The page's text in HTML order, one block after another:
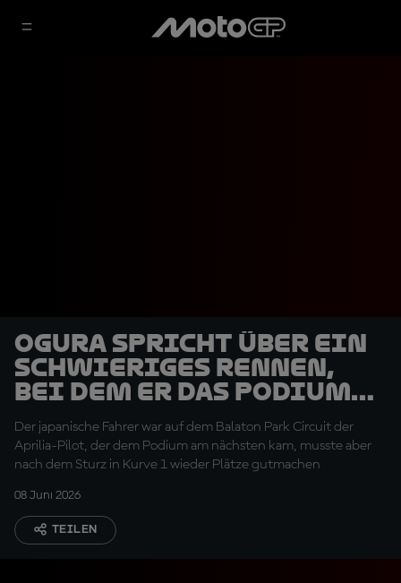
Ogura spricht über ein
schwieriges Rennen,
bei dem er das Podium
knapp verpasste
Der japanische Fahrer war auf dem Balaton Park Circuit der
Aprilia-Pilot, der dem Podium am nächsten kam, musste aber
nach dem Sturz in Kurve 1 wieder Plätze gutmachen
08 Juni 2026
TEILEN